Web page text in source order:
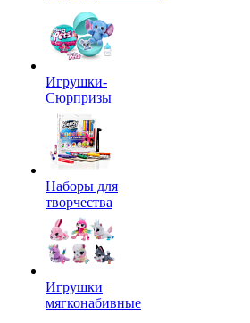
Игрушки-
Сюрпризы
Наборы для
творчества
Игрушки
мягконабивные